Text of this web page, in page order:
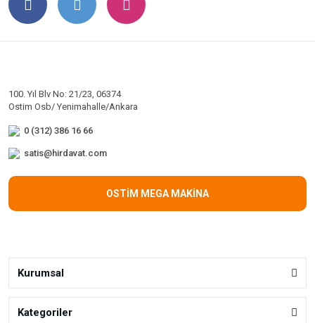
100. Yıl Blv No: 21/23, 06374
Ostim Osb/ Yenimahalle/Ankara
0 (312) 386 16 66
satis@hirdavat.com
OSTİM MEGA MAKİNA
Kurumsal
Kategoriler